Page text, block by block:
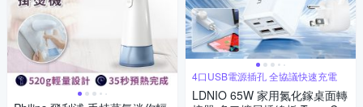
4口USB電源插孔 全協議快速充電
LDNIO 65W 家用氮化鎵桌面轉